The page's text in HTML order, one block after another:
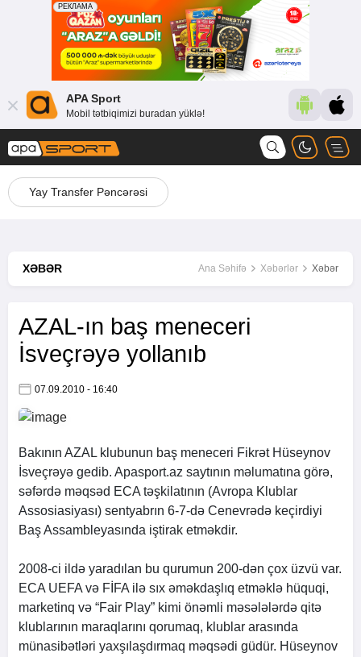
APA Sport
Mobil tətbiqimizi buradan yüklə!
Yay Transfer Pəncərəsi
XƏBƏR Ana Səhifə Xəbərlər Xəbər
AZAL-ın baş meneceri
İsveçrəyə yollanıb
07.09.2010 - 16:40
Bakının AZAL klubunun baş meneceri Fikrət Hüseynov
İsveçrəyə gedib. Apasport.az saytının məlumatına görə,
səfərdə məqsəd ECA təşkilatının (Avropa Klublar
Assosiasiyası) sentyabrın 6-7-də Cenevrədə keçirdiyi
Baş Assambleyasında iştirak etməkdir.
2008-ci ildə yaradılan bu qurumun 200-dən çox üzvü var.
ECA UEFA və FİFA ilə sıx əməkdaşlıq etməklə hüquqi,
marketinq və “Fair Play” kimi önəmli məsələlərdə qitə
klublarının maraqlarını qorumaq, klublar arasında
münasibətləri yaxşılaşdırmaq məqsədi güdür. Hüseynov